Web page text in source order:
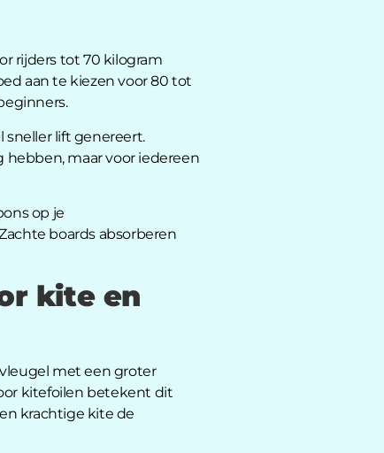
rijders tot 70 kilogram
aan te kiezen voor 80 tot
sneller lift genereert.
maar voor iedereen
op je
boards absorberen
kite en
met een groter
kitefoilen betekent dit
krachtige kite de